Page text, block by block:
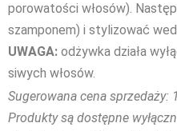
porowatości włosów).
szamponem) i stylizować
UWAGA: odżywka działa
siwych włosów.
Sugerowana cena sprzedaży:
Produkty są dostępne